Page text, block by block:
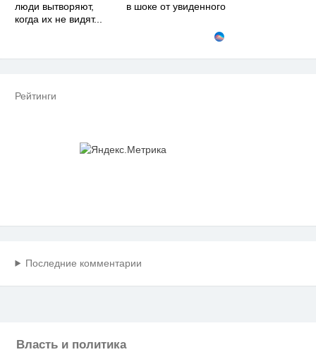
люди вытворяют,
когда их не видят...
в шоке от увиденного
Рейтинги
Последние комментарии
Власть и политика